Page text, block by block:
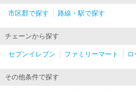
市区郡で探す 路線・駅で探す
チェーンから探す
セブンイレブン ファミリーマート ロ
その他条件で探す